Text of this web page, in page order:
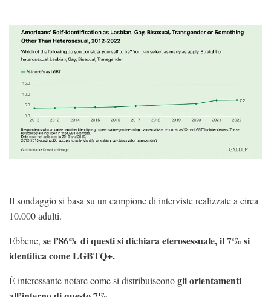
Il sondaggio si basa su un campione di interviste realizzate a circa
10.000 adulti.
Ebbene, se l’86% di questi si dichiara eterosessuale, il 7% si
identifica come LGBTQ+.
È interessante notare come si distribuisconogli orientamenti